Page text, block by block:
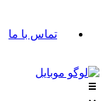
تماس با ما